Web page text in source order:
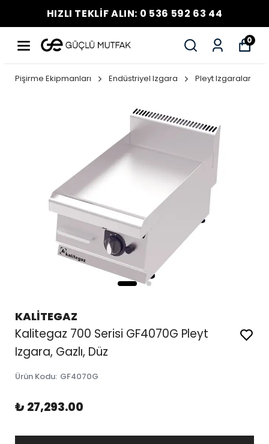
HIZLI TEKLİF ALIN: 0 536 592 63 44
0
Pişirme Ekipmanları Endüstriyel Izgara Pleyt Izgaralar
KALİTEGAZ
Kalitegaz 700 Serisi GF4070G Pleyt
Izgara, Gazlı, Düz
Ürün Kodu: GF4070G
₺ 27,293.00